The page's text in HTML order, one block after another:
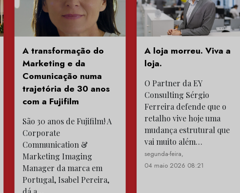
A transformação do
Marketing e da
Comunicação numa
trajetória de 30 anos
com a Fujifilm
São 30 anos de Fujifilm! A
Corporate
Communication &
Marketing Imaging
Manager da marca em
Portugal, Isabel Pereira,
A loja morreu. Viva a
loja.
O Partner da EY
Consulting Sérgio
Ferreira defende que o
retalho vive hoje uma
mudança estrutural que
vai muito além…
segunda-feira,
04 maio 2026 08:21